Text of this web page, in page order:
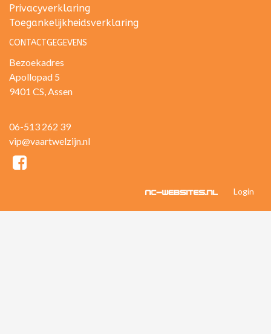
Privacyverklaring
Toegankelijkheidsverklaring
CONTACTGEGEVENS
Bezoekadres
Apollopad 5
9401 CS, Assen
06-513 262 39
vip@vaartwelzijn.nl
Login